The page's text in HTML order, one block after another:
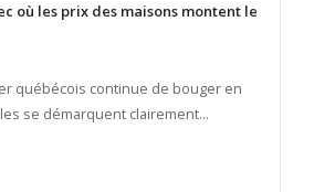
où les prix des maisons montent le
québécois continue de bouger en
se démarquent clairement...